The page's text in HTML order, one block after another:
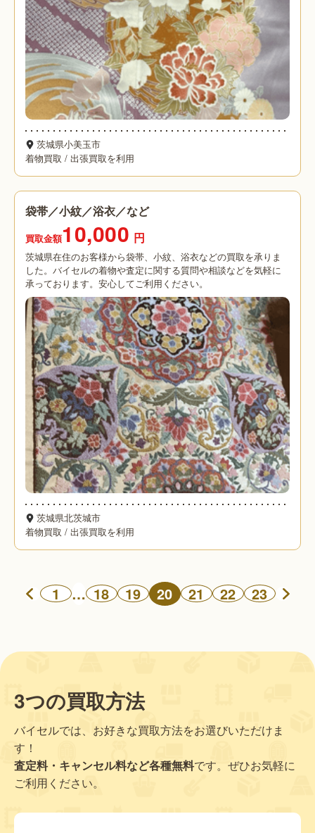
茨城県小美玉市
着物買取 / 出張買取を利用
袋帯／小紋／浴衣／など
買取金額10,000 円
茨城県在住のお客様から袋帯、小紋、浴衣などの買取を承りま
した。バイセルの着物や査定に関する質問や相談などを気軽に
承っております。安心してご利用ください。
茨城県北茨城市
着物買取 / 出張買取を利用
1 … 18 19 20 21 22 23
3つの買取方法
バイセルでは、お好きな買取方法をお選びいただけま
す！
査定料・キャンセル料など各種無料です。ぜひお気軽に
ご利用ください。